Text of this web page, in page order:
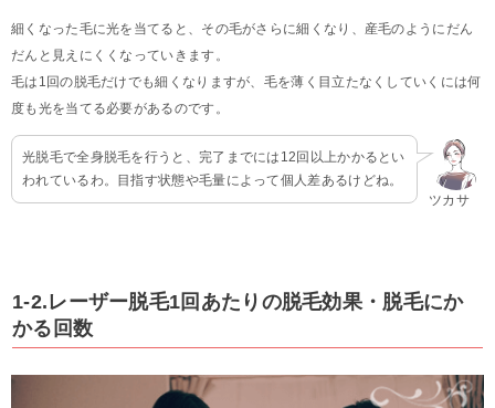
細くなった毛に光を当てると、その毛がさらに細くなり、産毛のようにだん
だんと見えにくくなっていきます。
毛は1回の脱毛だけでも細くなりますが、毛を薄く目立たなくしていくには何
度も光を当てる必要があるのです。
ツカサ
光脱毛で全身脱毛を行うと、完了までには12回以上かかるとい
われているわ。目指す状態や毛量によって個人差あるけどね。
1-2.レーザー脱毛1回あたりの脱毛効果・脱毛にか
かる回数